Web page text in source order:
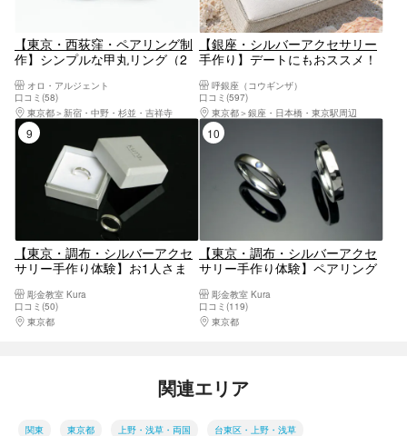
【東京・西荻窪・ペアリング制
作】シンプルな甲丸リング（2
げます。
オロ・アルジェント
口コミ(58)
東京都
新宿・中野・杉並・吉祥寺
【銀座・シルバーアクセサリー
手作り】デートにもおススメ！
グ作り体験
呼銀座（コウギンザ）
口コミ(597)
東京都
銀座・日本橋・東京駅周辺
【東京・調布・シルバーアクセ
サリー手作り体験】お1人さま
ング作り
彫金教室 Kura
口コミ(50)
東京都
【東京・調布・シルバーアクセ
サリー手作り体験】ペアリング
の指輪作り
彫金教室 Kura
口コミ(119)
東京都
関連エリア
関東 東京都 上野・浅草・両国 台東区・上野・浅草